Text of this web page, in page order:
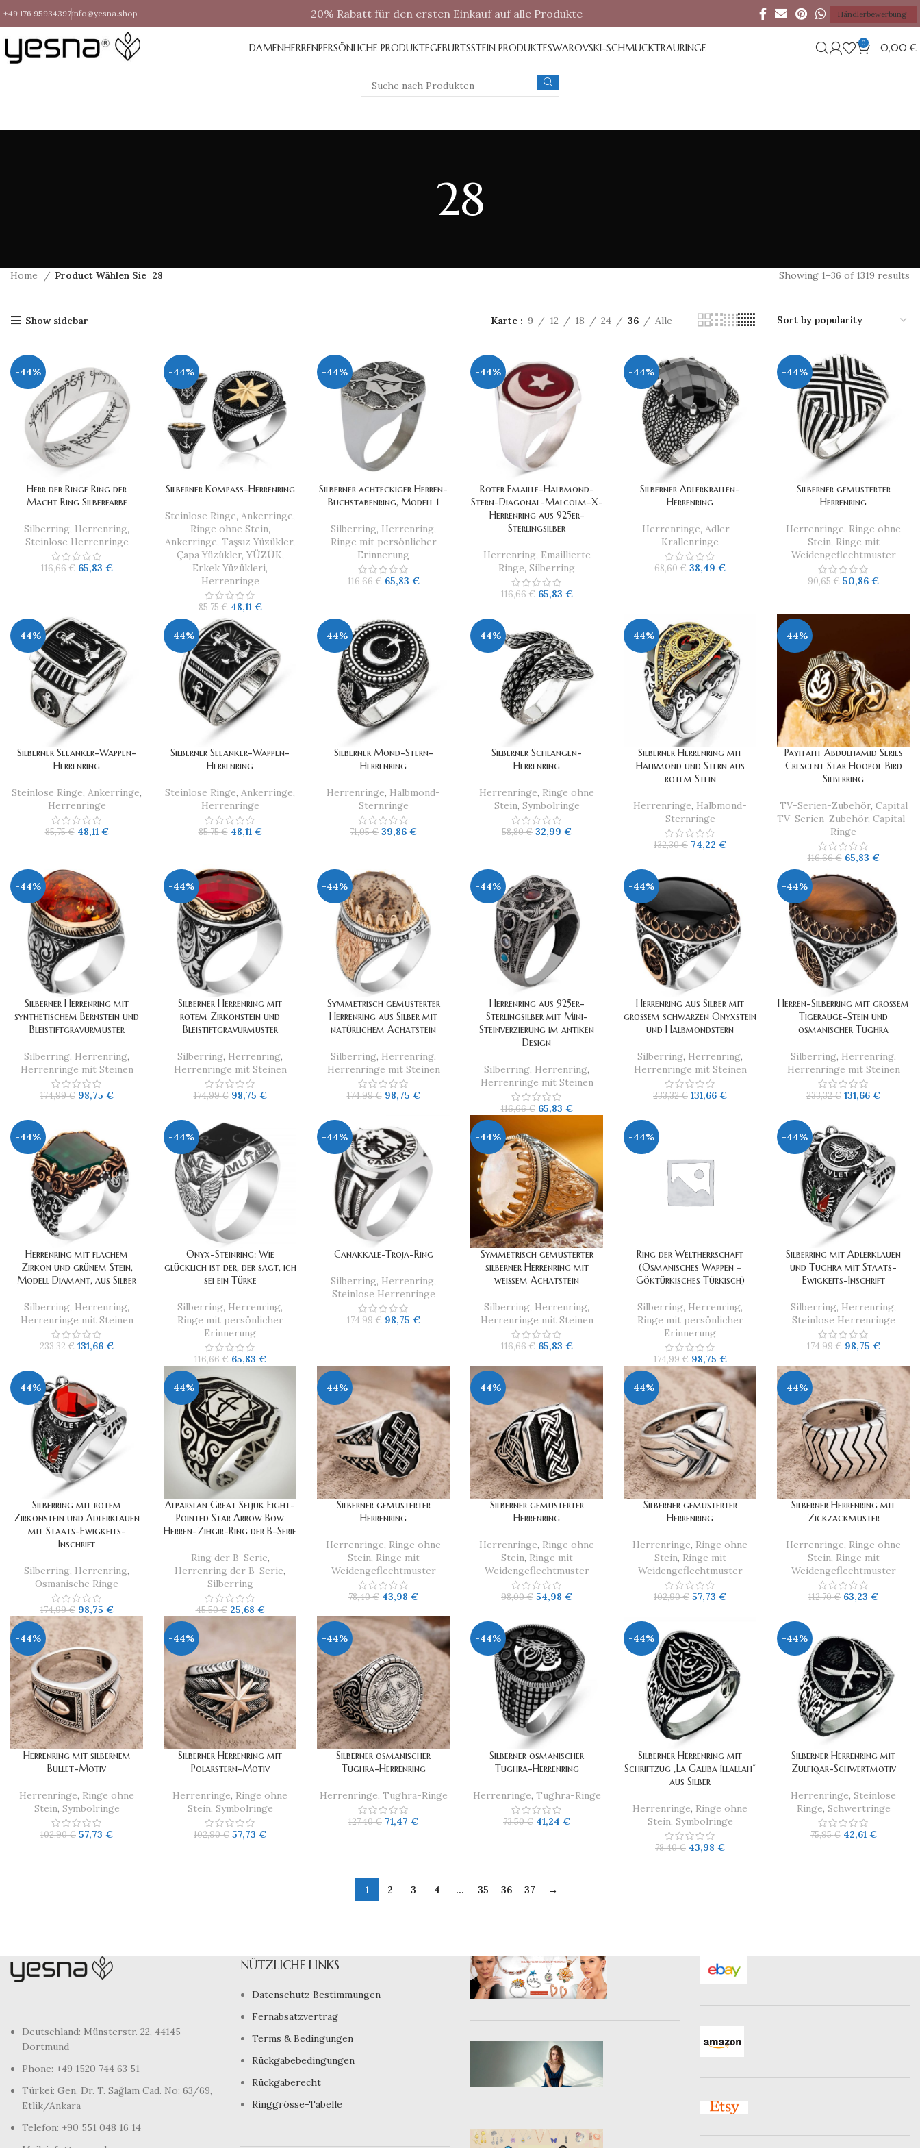
+49 176 95934397info@yesna.shop 20% Rabatt für den ersten Einkauf auf alle Produkte Händlerbewerbung
DAMENHERRENPERSÖNLICHE PRODUKTEGEBURTSSTEIN PRODUKTESWAROVSKI-SCHMUCKTRAURINGE 0 0,00 €
28
Home Product Wählen Sie 28 Showing 1–36 of 1319 results
Show sidebar Karte 9 12 18 24 36 Alle
-44%
Herr der Ringe Ring der
Macht Ring Silberfarbe
Silberring, Herrenring,
Steinlose Herrenringe
116,66€ 65,83 €
-44%
Silberner Kompass-Herrenring
Steinlose Ringe, Ankerringe,
Ringe ohne Stein,
Ankerringe, Taşsız Yüzükler,
Çapa Yüzükler, YÜZÜK,
Erkek Yüzükleri,
Herrenringe
85,75€ 48,11 €
-44%
Silberner achteckiger Herren-
Buchstabenring, Modell 1
Silberring, Herrenring,
Ringe mit persönlicher
Erinnerung
116,66€ 65,83 €
-44%
Roter Emaille-Halbmond-
Stern-Diagonal-Malcolm-X-
Herrenring aus 925er-
Sterlingsilber
Herrenring, Emaillierte
Ringe, Silberring
116,66€ 65,83 €
-44%
Silberner Adlerkrallen-
Herrenring
Herrenringe, Adler –
Krallenringe
68,60€ 38,49 €
-44%
Silberner gemusterter
Herrenring
Herrenringe, Ringe ohne
Stein, Ringe mit
Weidengeflechtmuster
90,65€ 50,86 €
-44%
Silberner Seeanker-Wappen-
Herrenring
Steinlose Ringe, Ankerringe,
Herrenringe
85,75€ 48,11 €
-44%
Silberner Seeanker-Wappen-
Herrenring
Steinlose Ringe, Ankerringe,
Herrenringe
85,75€ 48,11 €
-44%
Silberner Mond-Stern-
Herrenring
Herrenringe, Halbmond-
Sternringe
71,05€ 39,86 €
-44%
​Silberner Schlangen-
Herrenring
Herrenringe, Ringe ohne
Stein, Symbolringe
58,80€ 32,99 €
-44%
Silberner Herrenring mit
Halbmond und Stern aus
rotem Stein
Herrenringe, Halbmond-
Sternringe
132,30€ 74,22 €
-44%
Payitaht Abdulhamid Series
Crescent Star Hoopoe Bird
Silberring
TV-Serien-Zubehör, Capital
TV-Serien-Zubehör, Capital-
Ringe
116,66€ 65,83 €
-44%
Silberner Herrenring mit
synthetischem Bernstein und
Bleistiftgravurmuster
Silberring, Herrenring,
Herrenringe mit Steinen
174,99€ 98,75 €
-44%
Silberner Herrenring mit
rotem Zirkonstein und
Bleistiftgravurmuster
Silberring, Herrenring,
Herrenringe mit Steinen
174,99€ 98,75 €
-44%
Symmetrisch gemusterter
Herrenring aus Silber mit
natürlichem Achatstein
Silberring, Herrenring,
Herrenringe mit Steinen
174,99€ 98,75 €
-44%
Herrenring aus 925er-
Sterlingsilber mit Mini-
Steinverzierung im antiken
Design
Silberring, Herrenring,
Herrenringe mit Steinen
116,66€ 65,83 €
-44%
Herrenring aus Silber mit
großem schwarzen Onyxstein
und Halbmondstern
Silberring, Herrenring,
Herrenringe mit Steinen
233,32€ 131,66 €
-44%
Herren-Silberring mit großem
Tigerauge-Stein und
osmanischer Tughra
Silberring, Herrenring,
Herrenringe mit Steinen
233,32€ 131,66 €
-44%
Herrenring mit flachem
Zirkon und grünem Stein,
Modell Diamant, aus Silber
Silberring, Herrenring,
Herrenringe mit Steinen
233,32€ 131,66 €
-44%
Onyx-Steinring: Wie
glücklich ist der, der sagt, ich
sei ein Türke
Silberring, Herrenring,
Ringe mit persönlicher
Erinnerung
116,66€ 65,83 €
-44%
Canakkale-Troja-Ring
Silberring, Herrenring,
Steinlose Herrenringe
174,99€ 98,75 €
-44%
Symmetrisch gemusterter
silberner Herrenring mit
weißem Achatstein
Silberring, Herrenring,
Herrenringe mit Steinen
116,66€ 65,83 €
-44%
Ring der Weltherrschaft
(Osmanisches Wappen –
Göktürkisches Türkisch)
Silberring, Herrenring,
Ringe mit persönlicher
Erinnerung
174,99€ 98,75 €
-44%
Silberring mit Adlerklauen
und Tughra mit Staats-
Ewigkeits-Inschrift
Silberring, Herrenring,
Steinlose Herrenringe
174,99€ 98,75 €
-44%
Silberring mit rotem
Zirkonstein und Adlerklauen
mit Staats-Ewigkeits-
Inschrift
Silberring, Herrenring,
Osmanische Ringe
174,99€ 98,75 €
-44%
Alparslan Great Seljuk Eight-
Pointed Star Arrow Bow
Herren-Zihgir-Ring der B-Serie
Ring der B-Serie,
Herrenring der B-Serie,
Silberring
45,50€ 25,68 €
-44%
Silberner gemusterter
Herrenring
Herrenringe, Ringe ohne
Stein, Ringe mit
Weidengeflechtmuster
78,40€ 43,98 €
-44%
Silberner gemusterter
Herrenring
Herrenringe, Ringe ohne
Stein, Ringe mit
Weidengeflechtmuster
98,00€ 54,98 €
-44%
Silberner gemusterter
Herrenring
Herrenringe, Ringe ohne
Stein, Ringe mit
Weidengeflechtmuster
102,90€ 57,73 €
-44%
Silberner Herrenring mit
Zickzackmuster
Herrenringe, Ringe ohne
Stein, Ringe mit
Weidengeflechtmuster
112,70€ 63,23 €
-44%
Herrenring mit silbernem
Bullet-Motiv
Herrenringe, Ringe ohne
Stein, Symbolringe
102,90€ 57,73 €
-44%
​Silberner Herrenring mit
Polarstern-Motiv
Herrenringe, Ringe ohne
Stein, Symbolringe
102,90€ 57,73 €
-44%
Silberner osmanischer
Tughra-Herrenring
Herrenringe, Tughra-Ringe
127,40€ 71,47 €
-44%
Silberner osmanischer
Tughra-Herrenring
Herrenringe, Tughra-Ringe
73,50€ 41,24 €
-44%
Silberner Herrenring mit
Schriftzug „La Galiba İllallah“
aus Silber
Herrenringe, Ringe ohne
Stein, Symbolringe
78,40€ 43,98 €
-44%
​Silberner Herrenring mit
Zulfiqar-Schwertmotiv
Herrenringe, Steinlose
Ringe, Schwertringe
75,95€ 42,61 €
1 2 3 4 … 35 36 37 →
Deutschland: Münsterstr. 22, 44145
Dortmund
Phone: +49 1520 744 63 51
Türkei: Gen. Dr. T. Sağlam Cad. No: 63/69,
Etlik/Ankara
Telefon: +90 551 048 16 14
NÜTZLICHE LINKS
Datenschutz Bestimmungen
Fernabsatzvertrag
Terms & Bedingungen
Rückgabebedingungen
Rückgaberecht
Ringgrösse-Tabelle